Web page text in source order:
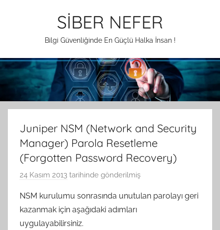
SİBER NEFER
Bilgi Güvenliğinde En Güçlü Halka İnsan !
Juniper NSM (Network and Security
Manager) Parola Resetleme
(Forgotten Password Recovery)
24 Kasım 2013 tarihinde gönderilmiş
G
NSM kurulumu sonrasında unutulan parolayı geri
kazanmak için aşağıdaki adımları
uygulayabilirsiniz.